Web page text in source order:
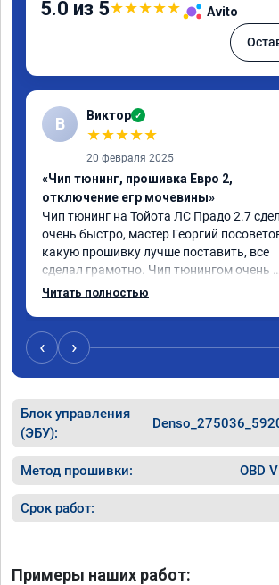
5.0 из 5★★★★★ Avito
В Виктор ✓
★★★★★
20 февраля 2025
«Чип тюнинг, прошивка Евро 2,
отключение егр мочевины»
Чип тюнинг на Тойота ЛС Прадо 2.7
очень быстро, мастер Георгий
какую прошивку лучше поставить, все
сделал грамотно. Чип тюнингом очень
доволен, машина ожила немного, отзыв
работать лучше, пропали провалы.
топлива остался таким же, но динамика
улучшилась. Советую этот сервис всем.
Читать полностью
‹ ›
Блок управления
(ЭБУ):
Метод прошивки: OBD
Срок работ:
Примеры наших работ: